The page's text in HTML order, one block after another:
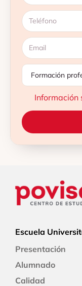
Escuela
Presentación
Alumnado
Calidad